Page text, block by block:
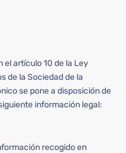
el artículo 10 de la Ley
de la Sociedad de la
se pone a disposición de
información legal:
recogido en